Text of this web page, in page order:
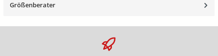
Größenberater